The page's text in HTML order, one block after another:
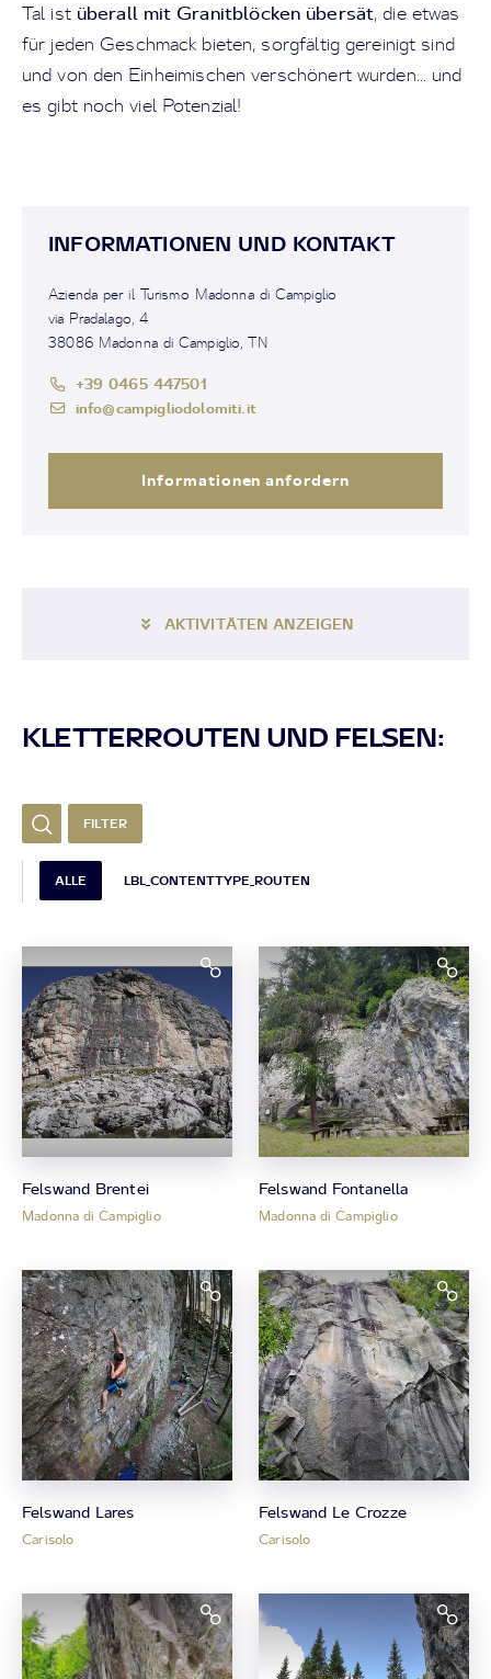
Tal ist überall mit Granitblöcken übersät, die etwas
für jeden Geschmack bieten, sorgfältig gereinigt sind
und von den Einheimischen verschönert wurden... und
es gibt noch viel Potenzial!
INFORMATIONEN UND KONTAKT
Azienda per il Turismo Madonna di Campiglio
via Pradalago, 4
38086 Madonna di Campiglio, TN
+39 0465 447501
info@campigliodolomiti.it
Informationen anfordern
AKTIVITÄTEN ANZEIGEN
KLETTERROUTEN UND FELSEN:
FILTER
ALLE LBL_CONTENTTYPE_ROUTEN
Felswand Brentei
Madonna di Campiglio
Felswand Fontanella
Madonna di Campiglio
Felswand Lares
Carisolo
Felswand Le Crozze
Carisolo